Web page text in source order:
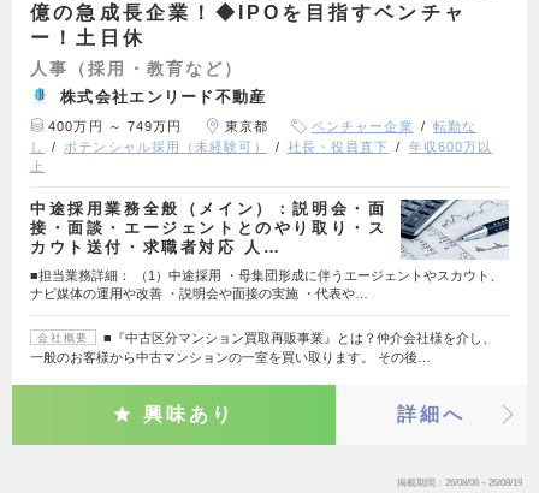
億の急成長企業！◆IPOを目指すベンチャ
ー！土日休
人事（採用・教育など）
株式会社エンリード不動産
400万円 ～ 749万円 東京都 ベンチャー企業
転勤な
し
ポテンシャル採用（未経験可） 社長・役員直下
年収600万以
上
中途採用業務全般（メイン）：説明会・面
接・面談・エージェントとのやり取り・ス
カウト送付・求職者対応 人…
■担当業務詳細： （1）中途採用 ・母集団形成に伴うエージェントやスカウト、
ナビ媒体の運用や改善 ・説明会や面接の実施 ・代表や…
会社概要
■『中古区分マンション買取再販事業』とは？仲介会社様を介し、
一般のお客様から中古マンションの一室を買い取ります。 その後…
興味あり 詳細へ
掲載期間 26/08/06～26/08/19